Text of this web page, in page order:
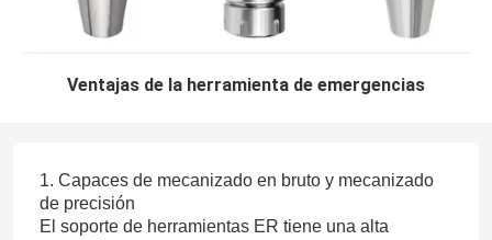
Ventajas de la herramienta de emergencias
1. Capaces de mecanizado en bruto y mecanizado
de precisión
El soporte de herramientas ER tiene una alta